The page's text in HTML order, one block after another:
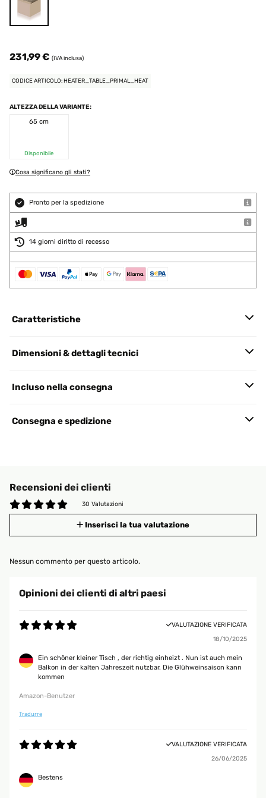
231,99 € (IVA inclusa)
CODICE ARTICOLO: HEATER_TABLE_PRIMAL_HEAT
ALTEZZA DELLA VARIANTE:
65 cm
Disponibile
Cosa significano gli stati?
Pronto per la spedizione
14 giorni diritto di recesso
Caratteristiche
Dimensioni & dettagli tecnici
Incluso nella consegna
Consegna e spedizione
Recensioni dei clienti
30 Valutazioni
Inserisci la tua valutazione
Nessun commento per questo articolo.
Opinioni dei clienti di altri paesi
VALUTAZIONE VERIFICATA
18/10/2025
Ein schöner kleiner Tisch , der richtig einheizt . Nun ist auch mein
Balkon in der kalten Jahreszeit nutzbar. Die Glühweinsaison kann
kommen
Amazon-Benutzer
Tradurre
VALUTAZIONE VERIFICATA
26/06/2025
Bestens